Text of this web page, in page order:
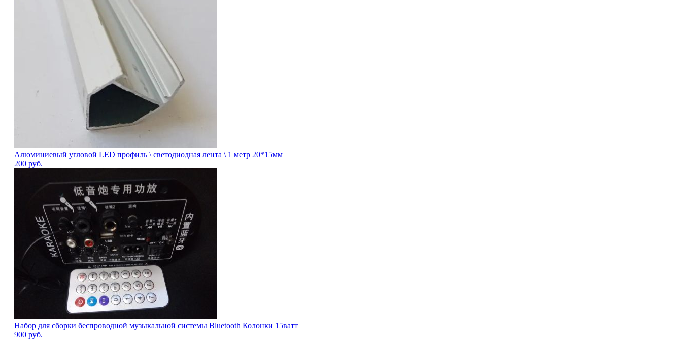
Алюминиевый угловой LED профиль \ светодиодная лента \ 1 метр 20*15мм
200 руб.
Набор для сборки беспроводной музыкальной системы Bluetooth Колонки 15ватт
900 руб.